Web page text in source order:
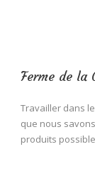
Ferme de la
Travailler dans
que nous
produits